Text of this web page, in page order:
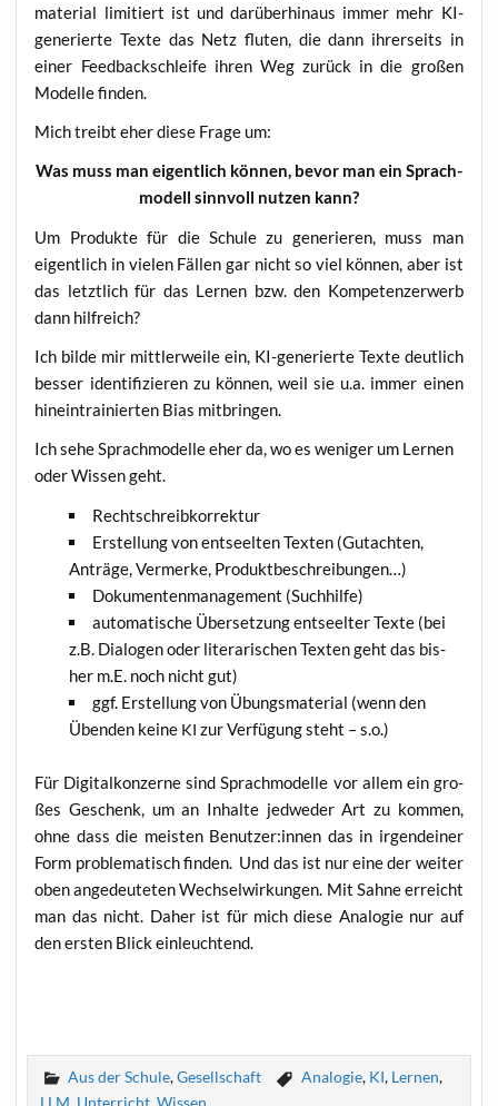
ma­te­ri­al limi­tiert ist und dar­über­hin­aus immer mehr KI-
gene­rier­te Tex­te das Netz flu­ten, die dann ihrer­seits in
einer Feed­back­schlei­fe ihren Weg zurück in die gro­ßen
Model­le finden.
Mich treibt eher die­se Fra­ge um:
Was muss man eigent­lich kön­nen, bevor man ein Sprach­
mo­dell sinn­voll nut­zen kann?
Um Pro­duk­te für die Schu­le zu gene­rie­ren, muss man
eigent­lich in vie­len Fäl­len gar nicht so viel kön­nen, aber ist
das letzt­lich für das Ler­nen bzw. den Kom­pe­tenz­er­werb
dann hilfreich?
Ich bil­de mir mitt­ler­wei­le ein, KI-gene­rier­te Tex­te deut­lich
bes­ser iden­ti­fi­zie­ren zu kön­nen, weil sie u.a. immer einen
hin­ein­trai­nier­ten Bias mitbringen.
Ich sehe Sprach­mo­del­le eher da, wo es weni­ger um Ler­nen
oder Wis­sen geht.
Recht­schreib­kor­rek­tur
Erstel­lung von ent­seel­ten Tex­ten (Gut­ach­ten,
Anträ­ge, Ver­mer­ke, Produktbeschreibungen…)
Doku­men­ten­ma­nage­ment (Such­hil­fe)
auto­ma­ti­sche Über­set­zung ent­seel­ter Tex­te (bei
z.B. Dia­lo­gen oder lite­ra­ri­schen Tex­ten geht das bis­
her m.E. noch nicht gut)
ggf. Erstel­lung von Übungs­ma­te­ri­al (wenn den
Üben­den kei­ne KI zur Ver­fü­gung steht – s.o.)
Für Digi­tal­kon­zer­ne sind Sprach­mo­del­le vor allem ein gro­
ßes Geschenk, um an Inhal­te jed­we­der Art zu kom­men,
ohne dass die meis­ten Benutzer:innen das in irgend­ei­ner
Form pro­ble­ma­tisch fin­den. Und das ist nur eine der wei­ter
oben ange­deu­te­ten Wech­sel­wir­kun­gen. Mit Sah­ne erreicht
man das nicht. Daher ist für mich die­se Ana­lo­gie nur auf
den ers­ten Blick einleuchtend.
Aus der Schule,Gesellschaft Analogie, KI, Lernen,
LLM Unterricht ,Wissen